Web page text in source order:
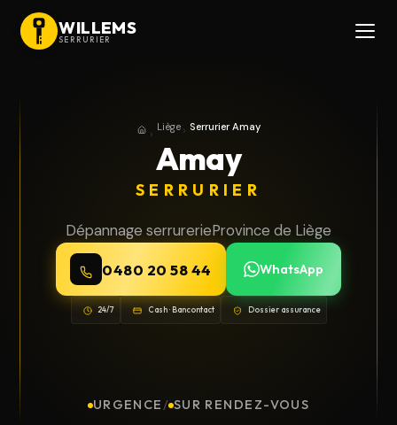
WILLEMS
SERRURIER
AccueilProvince de Liège
Liège Serrurier Amay
Amay
SERRURIER
Dépannage serrurerieProvince de Liège
0480 20 58 44 WhatsApp
24/7 Cash · Bancontact Dossier assurance
URGENCE / SUR RENDEZ-VOUS